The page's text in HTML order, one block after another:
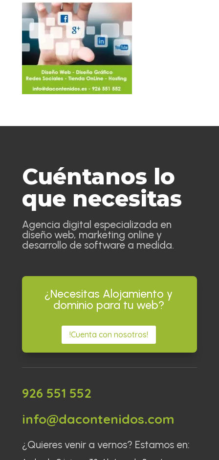
Cuéntanos lo
que necesitas
Agencia digital especializada en
diseño web, marketing online y
desarrollo de software a medida.
¿Necesitas Alojamiento y
dominio para tu web?
!Cuenta con nosotros!
926 551 552
info@dacontenidos.com
¿Quieres venir a vernos? Estamos en: